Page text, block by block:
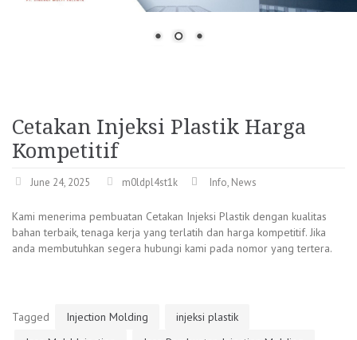
Cetakan Injeksi Plastik Harga
Kompetitif
June 24, 2025 m0ldpl4st1k Info, News
Kami menerima pembuatan Cetakan Injeksi Plastik dengan kualitas
bahan terbaik, tenaga kerja yang terlatih dan harga kompetitif. Jika
anda membutuhkan segera hubungi kami pada nomor yang tertera.
Tagged Injection Molding
injeksi plastik